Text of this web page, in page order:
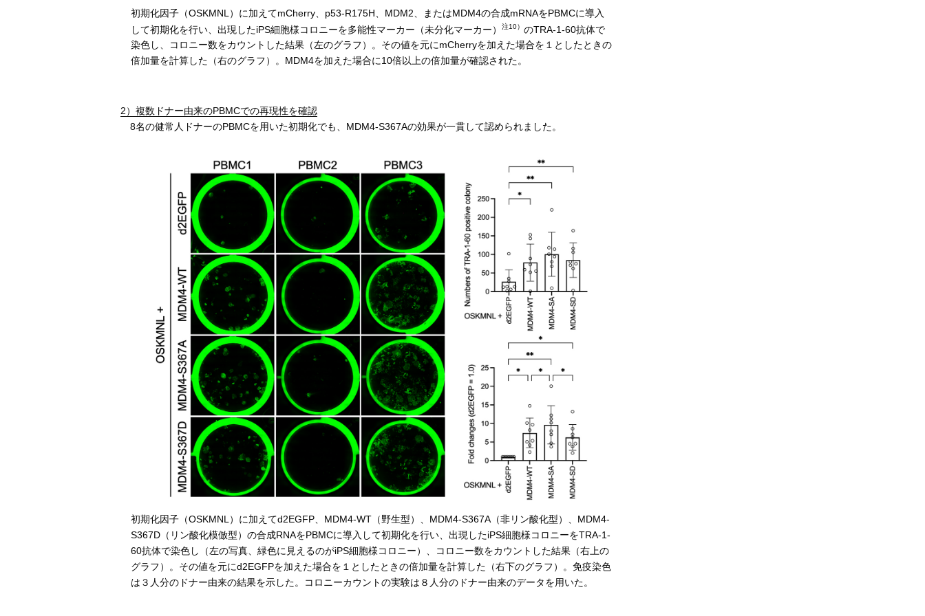
初期化因子（OSKMNL）に加えてmCherry、p53-R175H、MDM2、またはMDM4の合成mRNAをPBMCに導入
して初期化を行い、出現したiPS細胞様コロニーを多能性マーカー（未分化マーカー）注10） のTRA-1-60抗体で
染色し、コロニー数をカウントした結果（左のグラフ）。その値を元にmCherryを加えた場合を１としたときの
倍加量を計算した（右のグラフ）。MDM4を加えた場合に10倍以上の倍加量が確認された。
2）複数ドナー由来のPBMCでの再現性を確認
8名の健常人ドナーのPBMCを用いた初期化でも、MDM4-S367Aの効果が一貫して認められました。
初期化因子（OSKMNL）に加えてd2EGFP、MDM4-WT（野生型）、MDM4-S367A（非リン酸化型）、MDM4-
S367D（リン酸化模倣型）の合成RNAをPBMCに導入して初期化を行い、出現したiPS細胞様コロニーをTRA-1-
60抗体で染色し（左の写真、緑色に見えるのがiPS細胞様コロニー）、コロニー数をカウントした結果（右上の
グラフ）。その値を元にd2EGFPを加えた場合を１としたときの倍加量を計算した（右下のグラフ）。免疫染色
は３人分のドナー由来の結果を示した。コロニーカウントの実験は８人分のドナー由来のデータを用いた。